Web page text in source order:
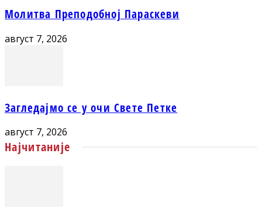
Молитва Преподобној Параскеви
август 7, 2026
Загледајмо се у очи Свете Петке
август 7, 2026
Најчитаније